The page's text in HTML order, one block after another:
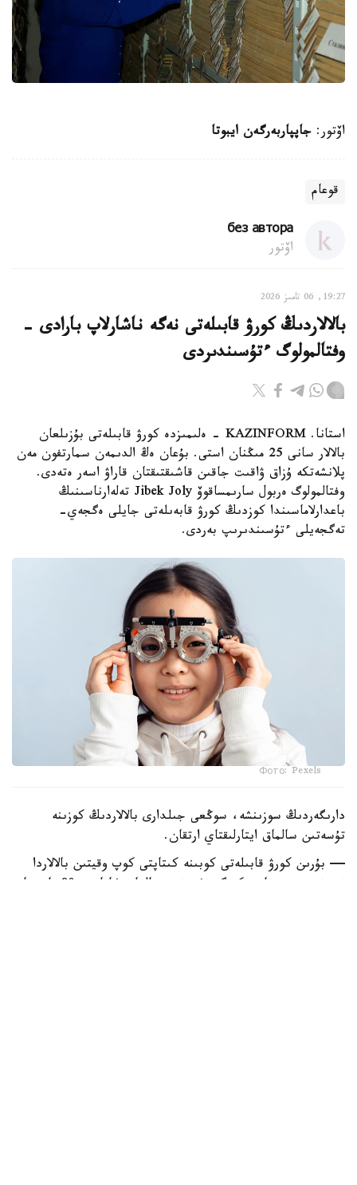
اۆتور: جاپپاربەرگەن ايبوتا
قوعام
без автора
اۆتور
19:27, 06 تامىز 2026
بالالاردىڭ كورۋ قابىلەتى نەگە ناشارلاپ بارادى -
وفتالمولوگ ءتۇسىندىردى
استانا. KAZINFORM - ەلىمىزدە كورۋ قابىلەتى بۇزىلعان
بالالار سانى 25 مىڭنان استى. بۇعان ەڭ الدىمەن سمارتفون مەن
پلانشەتكە ۇزاق ۋاقىت جاقىن قاشىقتىقتان قاراۋ اسەر ەتەدى.
وفتالمولوگ ەربول سارىمساقوۆ Jibek Joly تەلەارناسىنىڭ
باعدارلاماسىندا كوزدىڭ كورۋ قابەىلەتى جايلى ەگجەي-
تەگجەيلى ءتۇسىندىرىپ بەردى.
Фото: Pexels
دارىگەردىڭ سوزىنشە، سوڭعى جىلدارى بالالاردىڭ كوزىنە
تۇسەتىن سالماق ايتارلىقتاي ارتقان.
— بۇرىن كورۋ قابىلەتى كوبىنە كىتاپتى كوپ وقيتىن بالالاردا
تومەندەيتىن. قازىر كوزگە تۇسەتىن سالماق شامامەن 80 پايىزعا